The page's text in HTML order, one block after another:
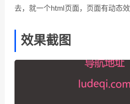
去，就一个html页面，页面有动态效
效果截图